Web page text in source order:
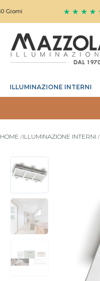
★ ★ ★ ★ ★
ILLUMINAZIONE INTERNI
HOME ILLUMINAZIONE INTERNI